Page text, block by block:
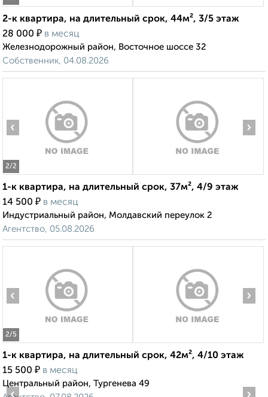
2-к квартира, на длительный срок, 44м², 3/5 этаж
28 000 ₽ в месяц
Железнодорожный район, Восточное шоссе 32
Собственник, 04.08.2026
2/2
‹ ›
1-к квартира, на длительный срок, 37м², 4/9 этаж
14 500 ₽ в месяц
Индустриальный район, Молдавский переулок 2
Агентство, 05.08.2026
2/5
‹ ›
1-к квартира, на длительный срок, 42м², 4/10 этаж
15 500 ₽ в месяц
Центральный район, Тургенева 49